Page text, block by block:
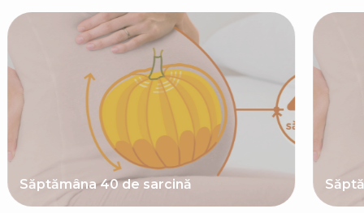
Săptămâna 40 de sarcină